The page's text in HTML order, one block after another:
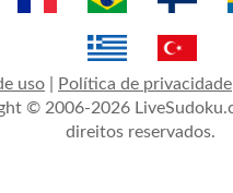
uso Política de privacidade
© 2006-2026
direitos reservados.